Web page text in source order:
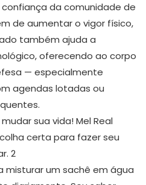
da comunidade de
de aumentar o vigor físico,
também ajuda a
oferecendo ao corpo
— especialmente
agendas lotadas ou
misturar um sachê em água